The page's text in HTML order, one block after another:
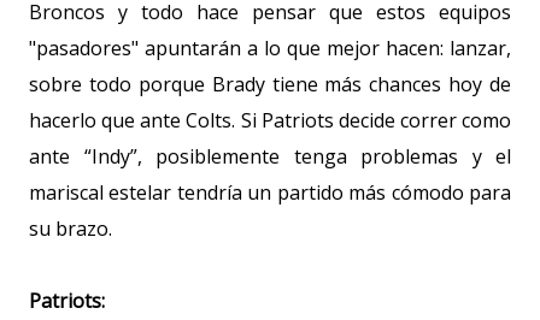
Broncos y todo hace pensar que estos equipos
"pasadores" apuntarán a lo que mejor hacen: lanzar,
sobre todo porque Brady tiene más chances hoy de
hacerlo que ante Colts. Si Patriots decide correr como
ante “Indy”, posiblemente tenga problemas y el
mariscal estelar tendría un partido más cómodo para
su brazo.
Patriots: